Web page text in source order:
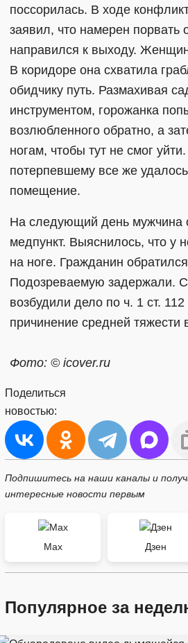
поссорилась. В ходе
заявил, что намерен порвать
направился к выходу.
В коридоре она схватила
обидчику путь. Размахивая
инструментом, горожанка
возлюбленного обратно, а
ногам, чтобы тут не смог
потерпевшему все же
помещение.
На следующий день мужчина
медпункт. Выяснилось, что у
на ноге. Гражданин
Подозреваемую задержали.
возбудили дело по ч. 1 ст.
причинение средней тяжести
Фото: © icover.ru
Поделиться
новостью:
Подпишитесь на наши каналы и
интересные новости первым
Max Дзен
Популярное за